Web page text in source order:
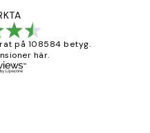
på 108584 betyg.
här.